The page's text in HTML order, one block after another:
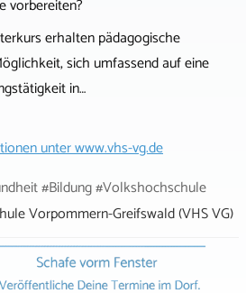
vorbereiten?
erhalten pädagogische
sich umfassend auf eine
in…
unterwww.vhs-vg.de
#Bildung #Volkshochschule
Vorpommern-Greifswald (VHS VG)